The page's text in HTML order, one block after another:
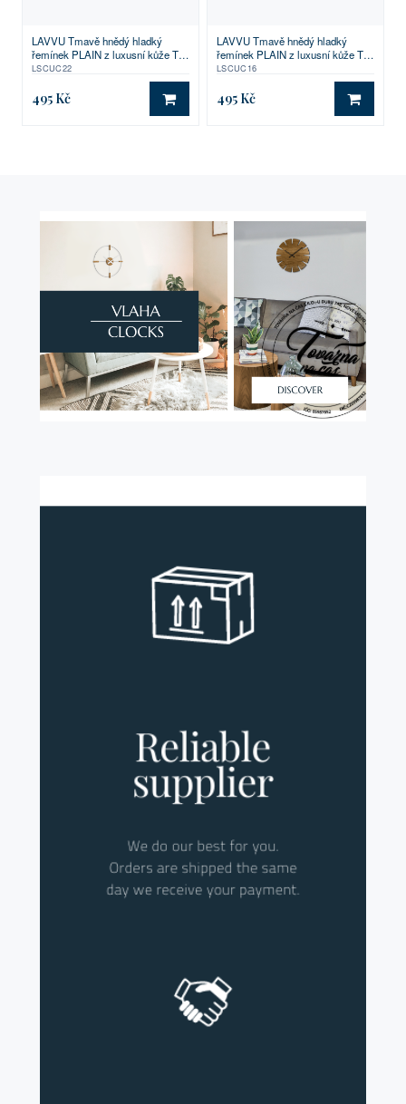
LAVVU Tmavě hnědý hladký
řemínek PLAIN z luxusní kůže Top
Grain - 22
LSCUC22
495 Kč DO KOŠÍKU
LAVVU Tmavě hnědý hladký
řemínek PLAIN z luxusní kůže Top
Grain - 16
LSCUC16
495 Kč DO